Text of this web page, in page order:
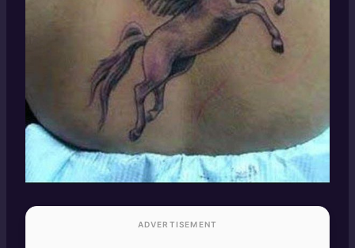
ADVERTISEMENT